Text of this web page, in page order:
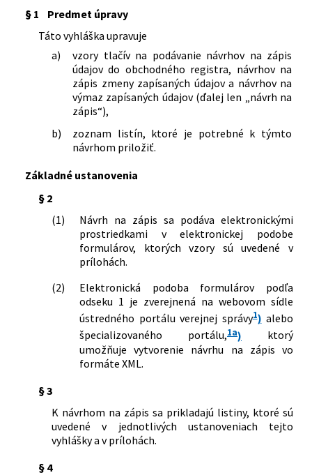
Nachádza sa v čiastke:
spravodlivosti Slovenskej republiky č.
25/2004 Z. z., ktorou sa ustanovujú
vzory tlačív na podávanie návrhov na
zápis do obchodného registra a
zoznam listín, ktoré je potrebné k
návrhu na zápis priložiť v znení
vyhlášky č. 563/2004 Z. z.
656/2007 Z. z.
Slovenskej republiky, ktorou sa mení a
dopĺňa vyhláška Ministerstva
25/2004 Z. z., ktorou sa ustanovujú
zoznam listín, ktoré je potrebné k
návrhu na zápis priložiť v znení
neskorších predpisov
231/2010 Z. z.
Vyhláška Ministerstva spravodlivosti
dopĺňa vyhláška Ministerstva
spravodlivosti Slovenskej republiky č.
25/2004 Z. z., ktorou sa ustanovujú
vzory tlačív na podávanie návrhov na
zápis do obchodného registra a
zoznam listín, ktoré je potrebné k
návrhu na zápis priložiť v znení
98/2012 Z. z.
Slovenskej republiky, ktorou sa mení a
dopĺňa vyhláška Ministerstva
spravodlivosti Slovenskej republiky č.
§ 1
Predmet úpravy
Táto vyhláška upravuje
a)
vzory tlačív na podávanie návrhov na zápis
údajov do obchodného registra, návrhov na
zápis zmeny zapísaných údajov a návrhov na
výmaz zapísaných údajov (ďalej len „návrh na
zápis“),
b)
zoznam listín, ktoré je potrebné k týmto
návrhom priložiť.
Základné ustanovenia
§ 2
(1)
Návrh na zápis sa podáva elektronickými
prostriedkami v elektronickej podobe
formulárov, ktorých vzory sú uvedené v
prílohách.
(2)
Elektronická podoba formulárov podľa
odseku 1 je zverejnená na webovom sídle
ústredného portálu verejnej správy1) alebo
špecializovaného portálu,1a) ktorý
umožňuje vytvorenie návrhu na zápis vo
formáte XML.
§ 3
K návrhom na zápis sa prikladajú listiny, ktoré sú
uvedené v jednotlivých ustanoveniach tejto
vyhlášky a v prílohách.
§ 4